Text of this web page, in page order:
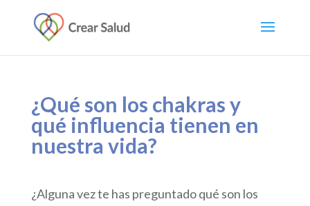
¿Qué son los chakras y
qué influencia tienen en
nuestra vida?
¿Alguna vez te has preguntado qué son los